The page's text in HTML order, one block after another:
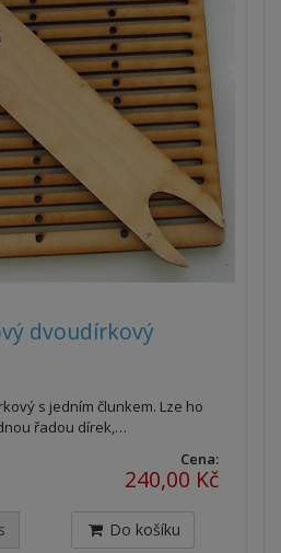
dvoudírkový
s jedním člunkem. Lze ho
řadou dírek,…
Cena:
240,00 Kč
Do košíku